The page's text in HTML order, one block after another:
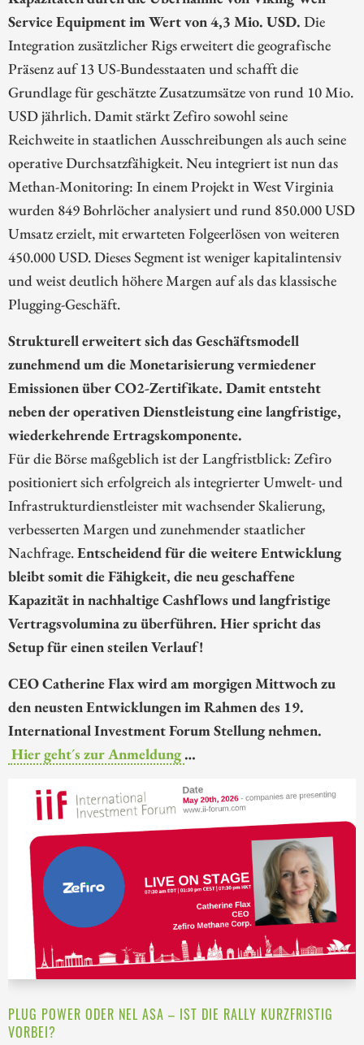
Service Equipment im Wert von 4,3 Mio. USD. Die
Integration zusätzlicher Rigs erweitert die geografische
Präsenz auf 13 US-Bundesstaaten und schafft die
Grundlage für geschätzte Zusatzumsätze von rund 10 Mio.
USD jährlich. Damit stärkt Zefiro sowohl seine
Reichweite in staatlichen Ausschreibungen als auch seine
operative Durchsatzfähigkeit. Neu integriert ist nun das
Methan-Monitoring: In einem Projekt in West Virginia
wurden 849 Bohrlöcher analysiert und rund 850.000 USD
Umsatz erzielt, mit erwarteten Folgeerlösen von weiteren
450.000 USD. Dieses Segment ist weniger kapitalintensiv
und weist deutlich höhere Margen auf als das klassische
Plugging-Geschäft.
Strukturell erweitert sich das Geschäftsmodell
zunehmend um die Monetarisierung vermiedener
Emissionen über CO2-Zertifikate. Damit entsteht
neben der operativen Dienstleistung eine langfristige,
wiederkehrende Ertragskomponente.
Für die Börse maßgeblich ist der Langfristblick: Zefiro
positioniert sich erfolgreich als integrierter Umwelt- und
Infrastrukturdienstleister mit wachsender Skalierung,
verbesserten Margen und zunehmender staatlicher
Nachfrage.Entscheidend für die weitere Entwicklung
bleibt somit die Fähigkeit, die neu geschaffene
Kapazität in nachhaltige Cashflows und langfristige
Vertragsvolumina zu überführen. Hier spricht das
Setup für einen steilen Verlauf!
CEO Catherine Flax wird am morgigen Mittwoch zu
den neusten Entwicklungen im Rahmen des 19.
International Investment Forum Stellung nehmen.
Hier geht´s zur Anmeldung…
PLUG POWER ODER NEL ASA – IST DIE RALLY KURZFRISTIG
VORBEI?